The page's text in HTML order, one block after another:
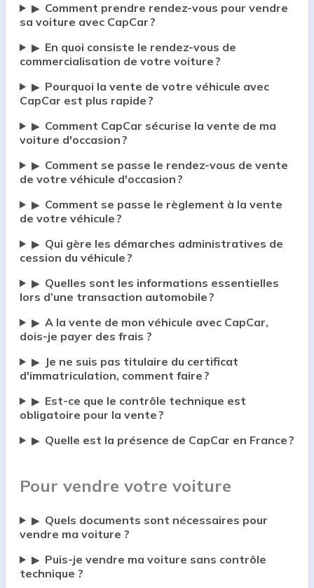
▶ Comment prendre rendez-vous pour vendre
sa voiture avec CapCar ?
▶ En quoi consiste le rendez-vous de
commercialisation de votre voiture ?
▶ Pourquoi la vente de votre véhicule avec
CapCar est plus rapide ?
▶ Comment CapCar sécurise la vente de ma
voiture d'occasion ?
▶ Comment se passe le rendez-vous de vente
de votre véhicule d'occasion ?
▶ Comment se passe le règlement à la vente
de votre véhicule ?
▶ Qui gère les démarches administratives de
cession du véhicule ?
▶ Quelles sont les informations essentielles
lors d’une transaction automobile ?
▶ A la vente de mon véhicule avec CapCar,
dois-je payer des frais ?
▶
Je ne suis pas titulaire du certificat
d'immatriculation, comment faire ?
▶ Est-ce que le contrôle technique est
obligatoire pour la vente ?
▶ Quelle est la présence de CapCar en France ?
Pour vendre votre voiture
▶ Quels documents sont nécessaires pour
vendre ma voiture ?
▶ Puis-je vendre ma voiture sans contrôle
technique ?